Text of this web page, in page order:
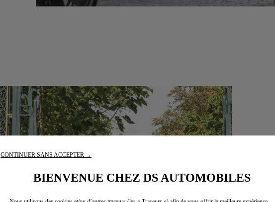
le
étaient
CONTINUER SANS ACCEPTER →
BIENVENUE CHEZ DS AUTOMOBILES